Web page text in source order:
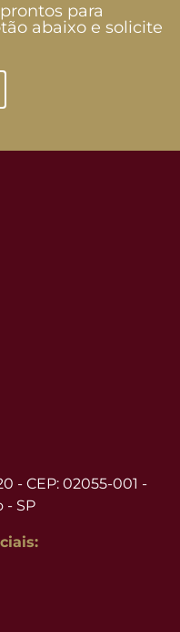
para
abaixo e solicite
- CEP: 02055-001 -
- SP